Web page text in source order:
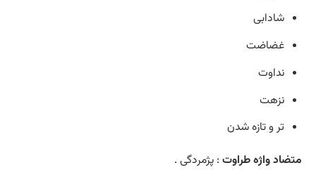
شادابی
غضاضت
نداوت
نزهت
تر و تازه شدن
متضاد واژه طراوت : پژمردگی .